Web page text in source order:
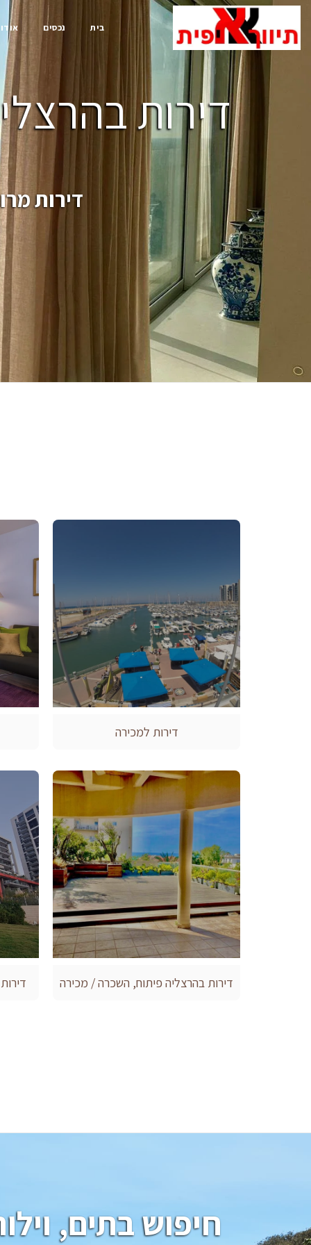
בית נכסים
דירות
דירות
דירות למכירה
דירות בהרצליה פיתוח, השכרה / מכירה